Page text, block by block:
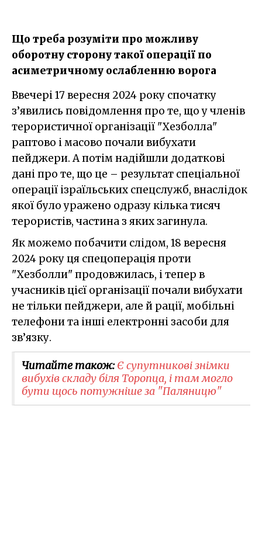
Що треба розуміти про можливу
оборотну сторону такої операції по
асиметричному ослабленню ворога
Ввечері 17 вересня 2024 року спочатку
з’явились повідомлення про те, що у членів
терористичної організації "Хезболла"
раптово і масово почали вибухати
пейджери. А потім надійшли додаткові
дані про те, що це – результат спеціальної
операції ізраїльських спецслужб, внаслідок
якої було уражено одразу кілька тисяч
терористів, частина з яких загинула.
Як можемо побачити слідом, 18 вересня
2024 року ця спецоперація проти
"Хезболли" продовжилась, і тепер в
учасників цієї організації почали вибухати
не тільки пейджери, але й рації, мобільні
телефони та інші електронні засоби для
зв’язку.
Читайте також:Є супутникові знімки
вибухів складу біля Торопца, і там могло
бути щось потужніше за "Паляницю"